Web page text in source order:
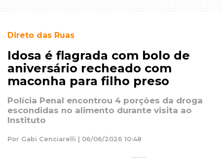
Direto das Ruas
Idosa é flagrada com bolo de
aniversário recheado com
maconha para filho preso
Polícia Penal encontrou 4 porções da droga
escondidas no alimento durante visita ao
Instituto
Por Gabi Cenciarelli | 06/06/2026 10:48